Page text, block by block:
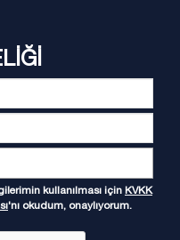
kullanılması için KVKK
'nı okudum, onaylıyorum.